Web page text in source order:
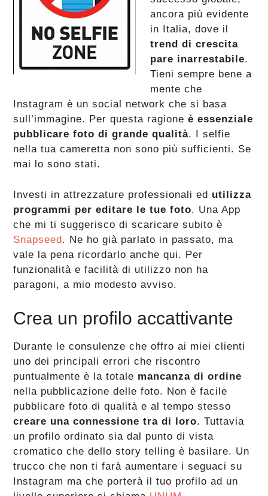
ancora più evidente
in Italia, dove il
trend di crescita
pare inarrestabile.
Tieni sempre bene a
mente che
Instagram è un social network che si basa
sull’immagine. Per questa ragioneè essenziale
pubblicare foto di grande qualità. I selfie
nella tua cameretta non sono più sufficienti. Se
mai lo sono stati.
Investi in attrezzature professionali ed utilizza
programmi per editare le tue foto. Una App
che mi ti suggerisco di scaricare subito è
Snapseed. Ne ho già parlato in passato, ma
vale la pena ricordarlo anche qui. Per
funzionalità e facilità di utilizzo non ha
paragoni, a mio modesto avviso.
Crea un profilo accattivante
Durante le consulenze che offro ai miei clienti
uno dei principali errori che riscontro
puntualmente è la totale mancanza di ordine
nella pubblicazione delle foto. Non è facile
pubblicare foto di qualità e al tempo stesso
creare una connessione tra di loro. Tuttavia
un profilo ordinato sia dal punto di vista
cromatico che dello story telling è basilare. Un
trucco che non ti farà aumentare i seguaci su
Instagram ma che porterà il tuo profilo ad un